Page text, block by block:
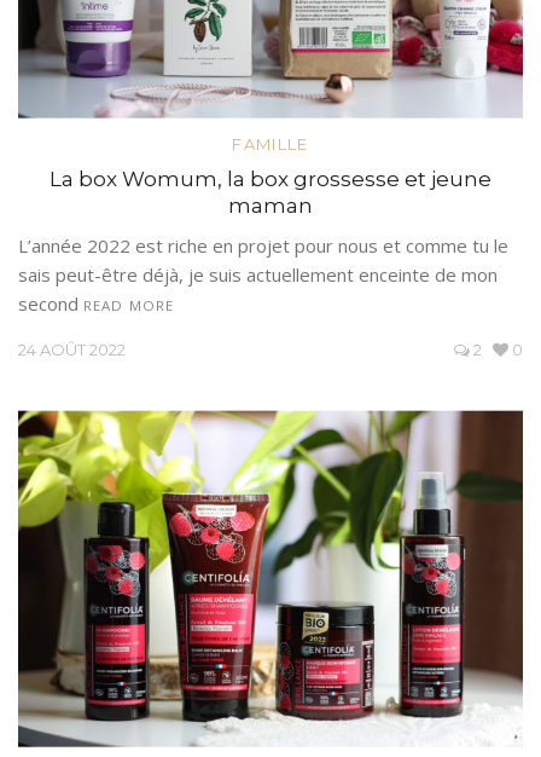
FAMILLE
La box Womum, la box grossesse et jeune
maman
L’année 2022 est riche en projet pour nous et comme tu le
sais peut-être déjà, je suis actuellement enceinte de mon
second READ MORE
24 AOÛT 2022 2 0